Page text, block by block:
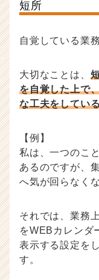
短所
自覚している業
大切なことは、
を自覚した上で
な工夫をしてい
【例】
私は、一つのこ
あるのですが、
へ気が回らなく
それでは、業務
をWEBカレンダ
表示する設定を
す。